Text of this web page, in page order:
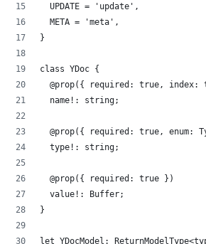
	UPDATE = 'update',
	META = 'meta',
}
class YDoc {
@prop({ required: true, index:
	name!: string;
@prop({ required: true, enum:
	type!: string;
	@prop({ required: true })
	value!: Buffer;
}
let YDocModel: